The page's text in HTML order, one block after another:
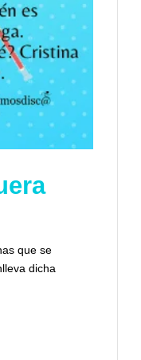
que se
dicha